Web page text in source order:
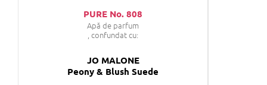
PURE No. 808
Apă de parfum
, confundat cu:
JO MALONE
Peony & Blush Suede